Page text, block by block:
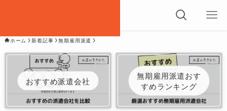
ホーム 新着記事 無期雇用派遣
おすすめ派遣会社
無期雇用派遣おす
すめランキング